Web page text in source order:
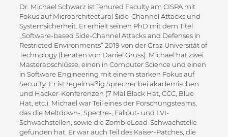
Dr. Michael Schwarz ist Tenured Faculty am CISPA mit
Fokus auf Microarchitectural Side-Channel Attacks und
Systemsicherheit. Er erhielt seinen PhD mit dem Titel
„Software-based Side-Channel Attacks and Defenses in
Restricted Environments“ 2019 von der Graz Universität of
Technology (beraten von Daniel Gruss). Michael hat zwei
Masterabschlüsse, einen in Computer Science und einen
in Software Engineering mit einem starken Fokus auf
Security. Er ist regelmäßig Sprecher bei akademischen
und Hacker-Konferenzen (7 Mal Black Hat, CCC, Blue
Hat, etc.). Michael war Teil eines der Forschungsteams,
das die Meltdown-, Spectre-, Fallout- und LVI-
Schwachstellen, sowie die ZombieLoad-Schwachstelle
gefunden hat. Er war auch Teil des Kaiser-Patches, die